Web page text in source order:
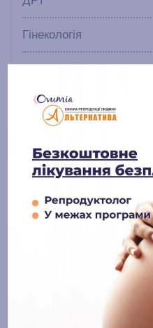
Гінекологія
Ведення вагітності
Естетична гінекологія
Блог
Онлайн-журнал
Останні